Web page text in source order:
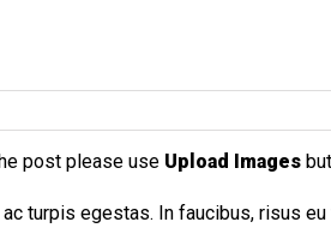
post please use Upload Images
turpis egestas. In faucibus, risus